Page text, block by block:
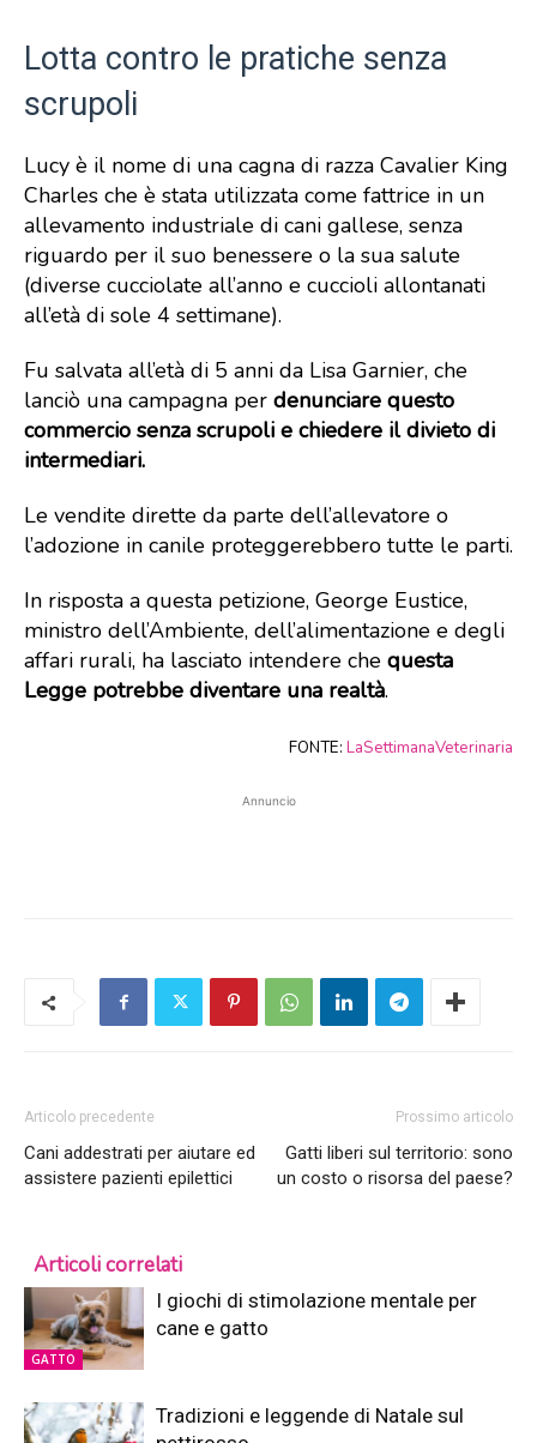
Lotta contro le pratiche senza
scrupoli
Lucy è il nome di una cagna di razza Cavalier King
Charles che è stata utilizzata come fattrice in un
allevamento industriale di cani gallese, senza
riguardo per il suo benessere o la sua salute
(diverse cucciolate all’anno e cuccioli allontanati
all’età di sole 4 settimane).
Fu salvata all’età di 5 anni da Lisa Garnier, che
lanciò una campagna per denunciare questo
commercio senza scrupoli e chiedere il divieto di
intermediari.
Le vendite dirette da parte dell’allevatore o
l’adozione in canile proteggerebbero tutte le parti.
In risposta a questa petizione, George Eustice,
ministro dell’Ambiente, dell’alimentazione e degli
affari rurali, ha lasciato intendere che questa
Legge potrebbe diventare una realtà.
FONTE: LaSettimanaVeterinaria
Annuncio
Articolo precedente
Cani addestrati per aiutare ed
assistere pazienti epilettici
Prossimo articolo
Gatti liberi sul territorio: sono
un costo o risorsa del paese?
Articoli correlati
GATTO
I giochi di stimolazione mentale per
cane e gatto
Tradizioni e leggende di Natale sul